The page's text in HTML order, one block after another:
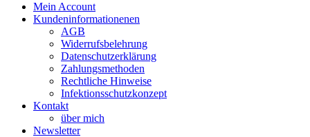
Mein Account
Kundeninformationenen
AGB
Widerrufsbelehrung
Datenschutzerklärung
Zahlungsmethoden
Rechtliche Hinweise
Infektionsschutzkonzept
Kontakt
über mich
Newsletter